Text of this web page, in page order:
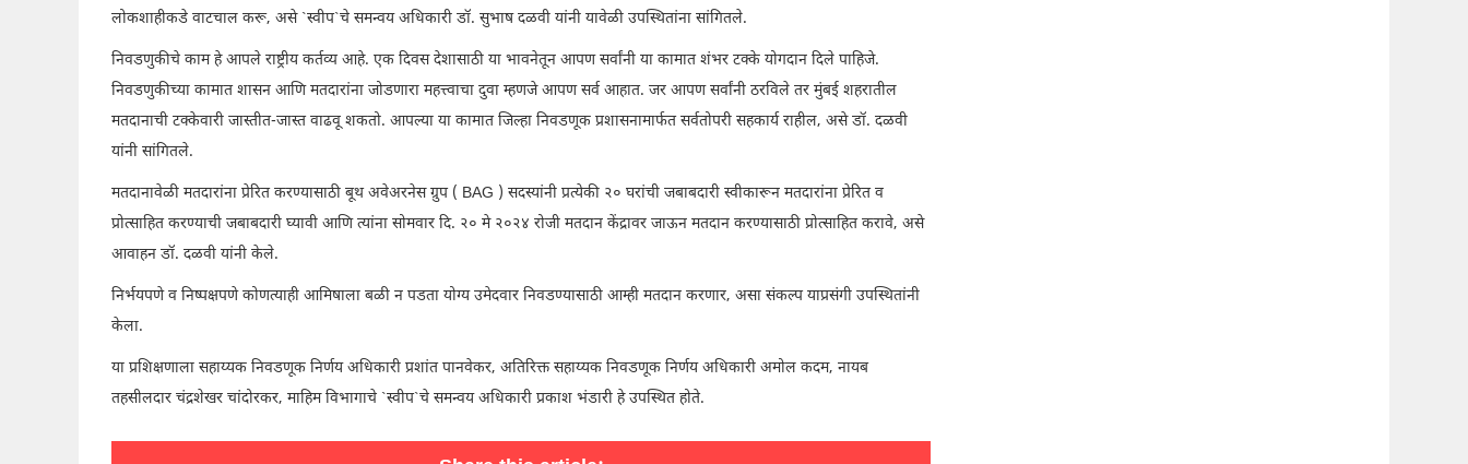
लोकशाहीकडे वाटचाल करू, असे `स्वीप`चे समन्वय अधिकारी डॉ. सुभाष दळवी यांनी यावेळी उपस्थितांना सांगितले.
निवडणुकीचे काम हे आपले राष्ट्रीय कर्तव्य आहे. एक दिवस देशासाठी या भावनेतून आपण सर्वांनी या कामात शंभर टक्के योगदान दिले पाहिजे.
निवडणुकीच्या कामात शासन आणि मतदारांना जोडणारा महत्त्वाचा दुवा म्हणजे आपण सर्व आहात. जर आपण सर्वांनी ठरविले तर मुंबई शहरातील
मतदानाची टक्केवारी जास्तीत-जास्त वाढवू शकतो. आपल्या या कामात जिल्हा निवडणूक प्रशासनामार्फत सर्वतोपरी सहकार्य राहील, असे डॉ. दळवी
यांनी सांगितले.
मतदानावेळी मतदारांना प्रेरित करण्यासाठी बूथ अवेअरनेस ग्रुप ( BAG ) सदस्यांनी प्रत्येकी २० घरांची जबाबदारी स्वीकारून मतदारांना प्रेरित व
प्रोत्साहित करण्याची जबाबदारी घ्यावी आणि त्यांना सोमवार दि. २० मे २०२४ रोजी मतदान केंद्रावर जाऊन मतदान करण्यासाठी प्रोत्साहित करावे, असे
आवाहन डॉ. दळवी यांनी केले.
निर्भयपणे व निष्पक्षपणे कोणत्याही आमिषाला बळी न पडता योग्य उमेदवार निवडण्यासाठी आम्ही मतदान करणार, असा संकल्प याप्रसंगी उपस्थितांनी
केला.
या प्रशिक्षणाला सहाय्यक निवडणूक निर्णय अधिकारी प्रशांत पानवेकर, अतिरिक्त सहाय्यक निवडणूक निर्णय अधिकारी अमोल कदम, नायब
तहसीलदार चंद्रशेखर चांदोरकर, माहिम विभागाचे `स्वीप`चे समन्वय अधिकारी प्रकाश भंडारी हे उपस्थित होते.